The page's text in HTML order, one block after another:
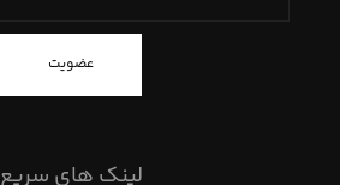
عضویت
لینک های سریع